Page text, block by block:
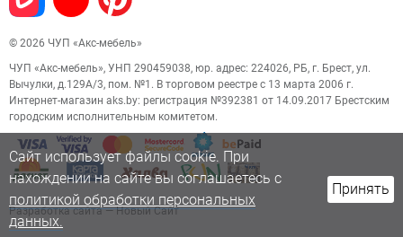
© 2026 ЧУП «Акс-мебель»
ЧУП «Акс-мебель», УНП 290459038, юр. адрес: 224026, РБ, г. Брест, ул.
Вычулки, д.129А/3, пом. №1. В торговом реестре с 13 марта 2006 г.
Интернет-магазин aks.by: регистрация №392381 от 14.09.2017 Брестским
городским исполнительным комитетом.
Разработка сайта— Новый Сайт
Сайт использует файлы cookie. При
нахождении на сайте вы соглашаетесь с
политикой обработки персональных
данных.
Принять